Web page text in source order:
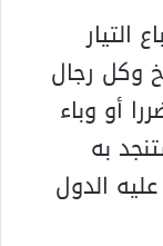
التيار
وكل رجال
أو وباء
به
الدول